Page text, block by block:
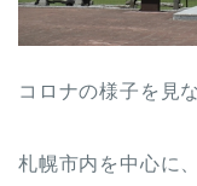
コロナの様子を見
札幌市内を中心に